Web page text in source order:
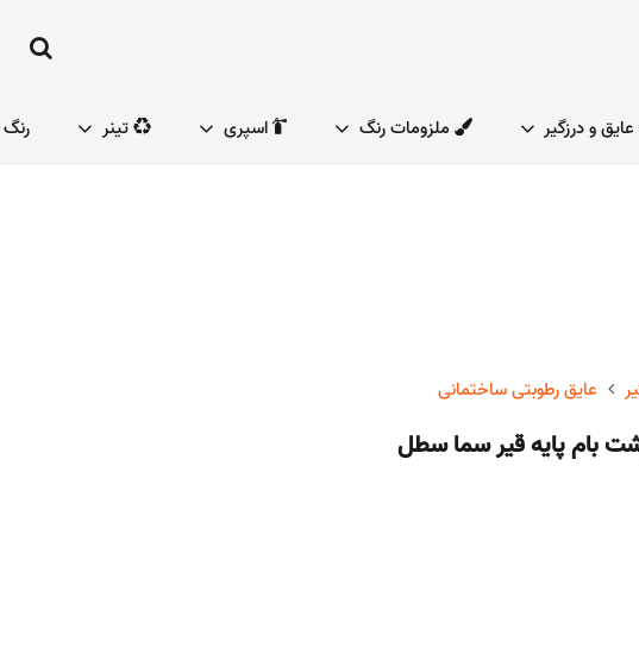
عایق و درزگیر ملزومات رنگ اسپری تینر
عایق رطوبتی ساختمانی
بام پایه قیر سما سطل